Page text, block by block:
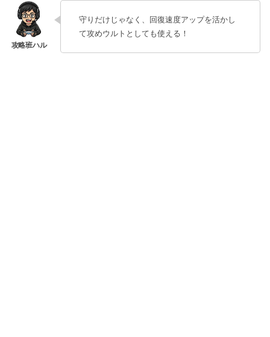
守りだけじゃなく、回復速度アップを活かし
て攻めウルトとしても使える！